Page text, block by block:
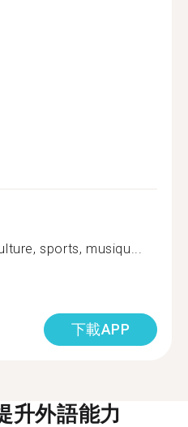
sports, musiqu...
下載APP
升外語能力